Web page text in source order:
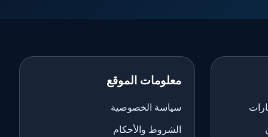
معلومات الموقع
سياسة الخصوصية
الشروط والأحكام